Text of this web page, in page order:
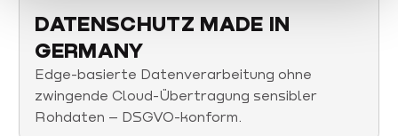
DATENSCHUTZ MADE IN
GERMANY
Edge-basierte Datenverarbeitung ohne
zwingende Cloud-Übertragung sensibler
Rohdaten – DSGVO-konform.